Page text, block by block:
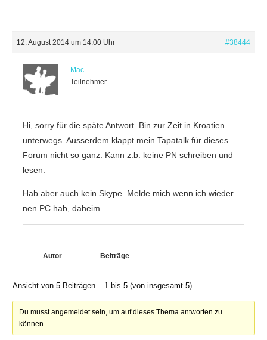
12. August 2014 um 14:00 Uhr #38444
Mac
Teilnehmer
Hi, sorry für die späte Antwort. Bin zur Zeit in Kroatien
unterwegs. Ausserdem klappt mein Tapatalk für dieses
Forum nicht so ganz. Kann z.b. keine PN schreiben und
lesen.
Hab aber auch kein Skype. Melde mich wenn ich wieder
nen PC hab, daheim
Autor Beiträge
Ansicht von 5 Beiträgen – 1 bis 5 (von insgesamt 5)
Du musst angemeldet sein, um auf dieses Thema antworten zu
können.